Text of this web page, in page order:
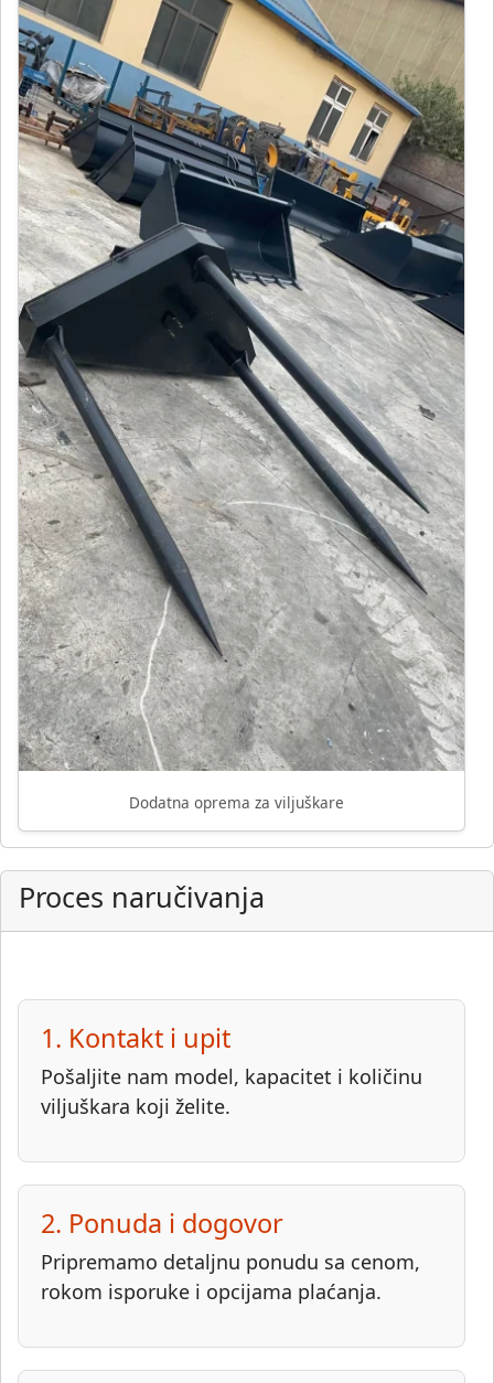
Dodatna oprema za viljuškare
Proces naručivanja
1. Kontakt i upit
Pošaljite nam model, kapacitet i količinu
viljuškara koji želite.
2. Ponuda i dogovor
Pripremamo detaljnu ponudu sa cenom,
rokom isporuke i opcijama plaćanja.